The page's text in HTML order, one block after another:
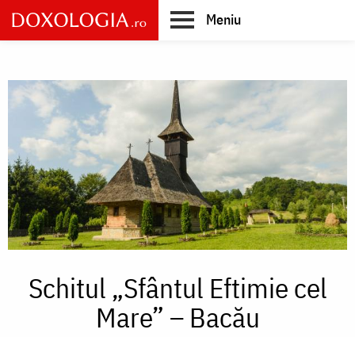
Skip
to
main
Meniu
Schitul „Sfântul Eftimie cel
Mare” – Bacău